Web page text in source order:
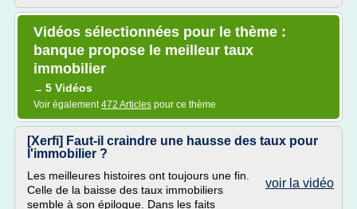
Vidéos sélectionnées pour le thème :
banque propose le meilleur taux
immobilier
→ 5 Vidéos
Voir également472 Articles pour ce thème
[Xerfi] Faut-il craindre une hausse des taux pour
l'immobilier ?
voir la vidéo
Les meilleures histoires ont toujours une fin.
Celle de la baisse des taux immobiliers
semble à son épilogue. Dans les faits